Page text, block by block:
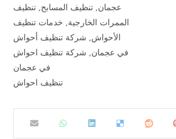
عجمان تنظيف المسابح تنظيف
الممرات الخارجية
خدمات تنظيف
الأحواش
شركة تنظيف أحواش
في عجمان
شركة تنظيف احواش
في عجمان
تنظيف احواش